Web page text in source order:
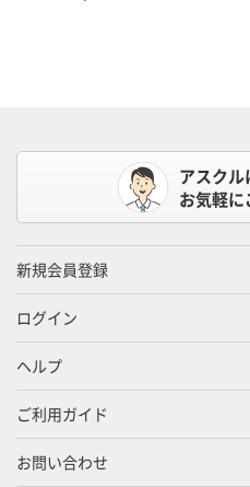
アスクル
お気軽に
新規会員登録
ログイン
ヘルプ
ご利用ガイド
お問い合わせ